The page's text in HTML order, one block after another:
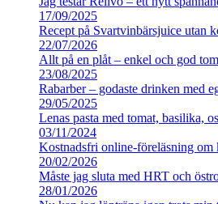
17/09/2025
Recept på Svartvinbärsjuice utan
22/07/2026
Allt på en plåt – enkel och god
23/08/2025
Rabarber – godaste drinken med
29/05/2025
Lenas pasta med tomat, basilika,
03/11/2024
Kostnadsfri online-föreläsning om
20/02/2026
Måste jag sluta med HRT och
28/01/2026